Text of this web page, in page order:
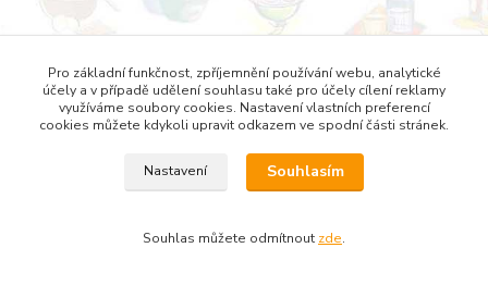
Pro základní funkčnost, zpříjemnění používání webu, analytické
účely a v případě udělení souhlasu také pro účely cílení reklamy
využíváme soubory cookies. Nastavení vlastních preferencí
cookies můžete kdykoli upravit odkazem ve spodní části stránek.
Nastavení Souhlasím
Souhlas můžete odmítnout zde.